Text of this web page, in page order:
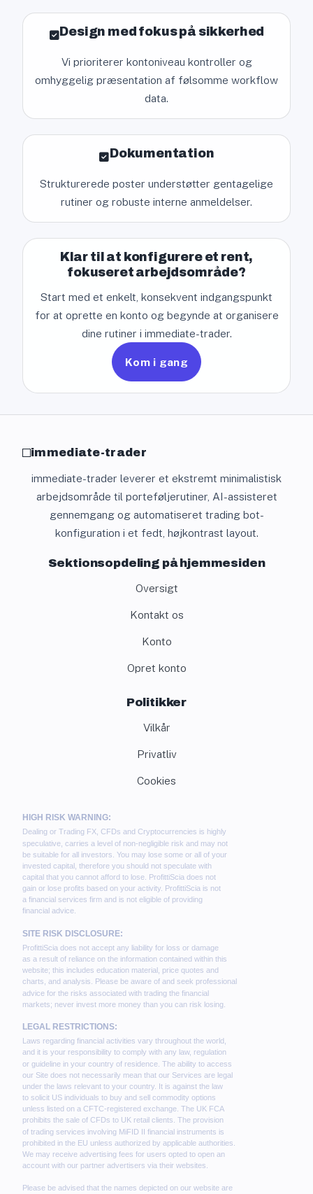
Design med fokus på sikkerhed
Vi prioriterer kontoniveau kontroller og
omhyggelig præsentation af følsomme workflow
data.
Dokumentation
Strukturerede poster understøtter gentagelige
rutiner og robuste interne anmeldelser.
Klar til at konfigurere et rent,
fokuseret arbejdsområde?
Start med et enkelt, konsekvent indgangspunkt
for at oprette en konto og begynde at organisere
dine rutiner i immediate-trader.
Kom i gang
immediate-trader
immediate-trader leverer et ekstremt minimalistisk
arbejdsområde til porteføljerutiner, AI-assisteret
gennemgang og automatiseret trading bot-
konfiguration i et fedt, højkontrast layout.
Sektionsopdeling på hjemmesiden
Oversigt
Kontakt os
Konto
Opret konto
Politikker
Vilkår
Privatliv
Cookies